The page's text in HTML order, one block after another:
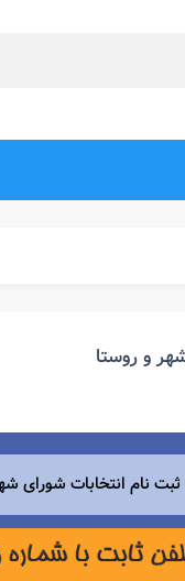
و روستا
نام انتخابات شورای